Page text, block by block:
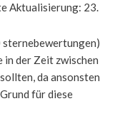
Aktualisierung: 23.
sternebewertungen)
in der Zeit zwischen
da ansonsten
für diese